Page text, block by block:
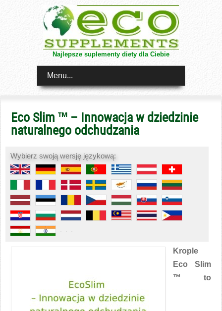
Najlepsze suplementy diety dla Ciebie
Menu...
Eco Slim ™ – Innowacja w dziedzinie
naturalnego odchudzania
Wybierz swoją wersję językową:
Krople
Eco Slim
™ to